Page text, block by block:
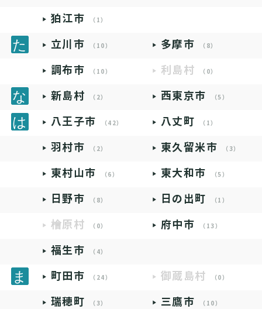
狛江市 （1）
立川市 （10） 多摩市 （8）
調布市 （10） 利島村 （0）
新島村 （2） 西東京市 （5）
八王子市 （42） 八丈町 （1）
羽村市 （2） 東久留米市 （3）
東村山市 （6） 東大和市 （5）
日野市 （8） 日の出町 （1）
檜原村 （0） 府中市 （13）
福生市 （4）
町田市 （24） 御蔵島村 （0）
瑞穂町 （3） 三鷹市 （10）